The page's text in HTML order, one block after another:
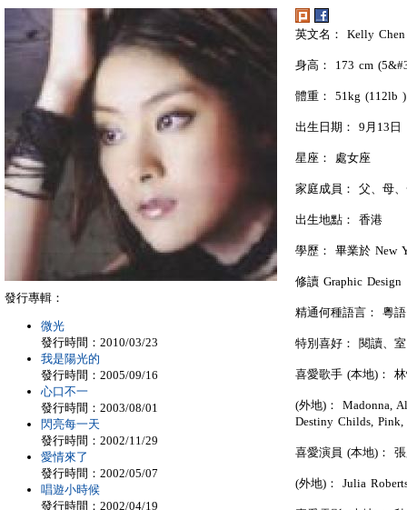
英文名： Kelly Chen
身高： 173 cm
體重： 51kg (112lb )
出生日期： 9月13日
星座： 處女座
家庭成員： 父、母
出生地點： 香港
學歷： 畢業於 New
修讀 Graphic Design
精通何種語言： 粵
特別喜好： 閱讀、
喜愛歌手 (本地)：
(外地)： Madonna,
Destiny Childs,
喜愛演員 (本地)：
(外地)： Julia
發行專輯：
微光
發行時間：2010/03/23
我是陽光的
發行時間：2005/09/16
心口不一
發行時間：2003/08/01
閃亮每一天
發行時間：2002/11/29
愛情來了
發行時間：2002/05/07
唱遊小時候
發行時間：2002/04/19